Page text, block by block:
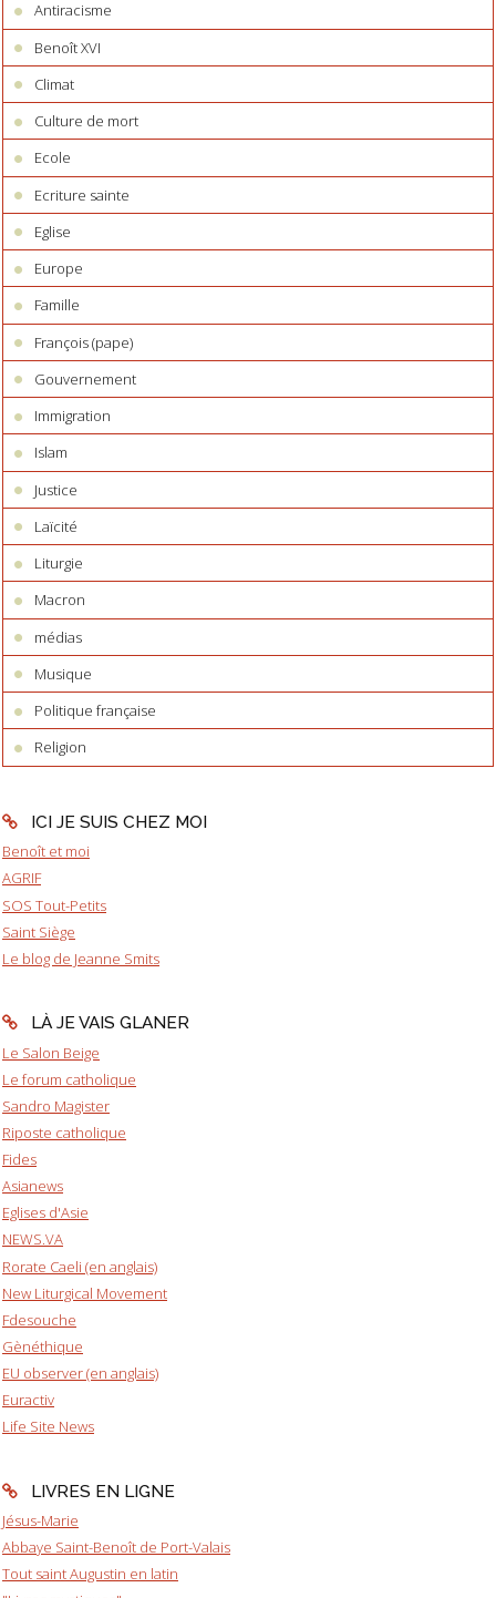
Antiracisme
Benoît XVI
Climat
Culture de mort
Ecole
Ecriture sainte
Eglise
Europe
Famille
François (pape)
Gouvernement
Immigration
Islam
Justice
Laïcité
Liturgie
Macron
médias
Musique
Politique française
Religion
ICI JE SUIS CHEZ MOI
Benoît et moi
AGRIF
SOS Tout-Petits
Saint Siège
Le blog de Jeanne Smits
LÀ JE VAIS GLANER
Le Salon Beige
Le forum catholique
Sandro Magister
Riposte catholique
Fides
Asianews
Eglises d'Asie
NEWS.VA
Rorate Caeli (en anglais)
New Liturgical Movement
Fdesouche
Gènéthique
EU observer (en anglais)
Euractiv
Life Site News
LIVRES EN LIGNE
Jésus-Marie
Abbaye Saint-Benoît de Port-Valais
Tout saint Augustin en latin